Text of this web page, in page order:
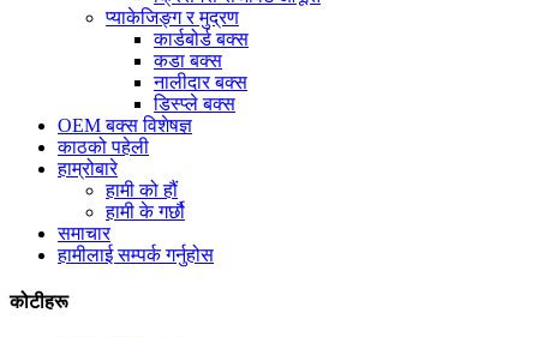
प्याकेजिङ्ग र मुद्रण
कार्डबोर्ड बक्स
कडा बक्स
नालीदार बक्स
डिस्प्ले बक्स
OEM बक्स विशेषज्ञ
काठको पहेली
हाम्रोबारे
हामी को हौं
हामी के गर्छौ
समाचार
हामीलाई सम्पर्क गर्नुहोस
कोटीहरू